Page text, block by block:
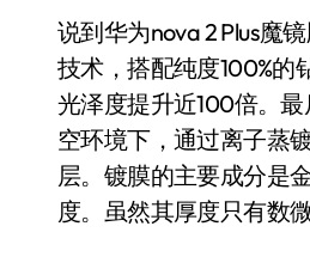
说到华为nova 2 Plus魔
技术，搭配纯度100%
光泽度提升近100倍。
空环境下，通过离子蒸
层。镀膜的主要成分是
度。虽然其厚度只有数